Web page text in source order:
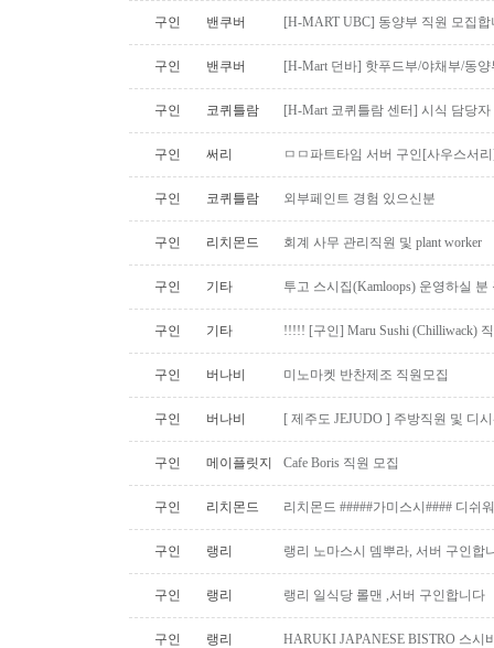
구인 밴쿠버 [H-MART UBC] 동양부 직원 모집합
구인 밴쿠버 [H-Mart 던바] 핫푸드부/야채부/동
구인 코퀴틀람 [H-Mart 코퀴틀람 센터] 시식 담당
구인 써리 ㅁㅁ파트타임 서버 구인[사우스서
구인 코퀴틀람 외부페인트 경험 있으신분
구인 리치몬드 회계 사무 관리직원 및 plant worker
구인 기타 투고 스시집(Kamloops) 운영하실
구인 기타 !!!!! [구인] Maru Sushi (Chilliwack)
구인 버나비 미노마켓 반찬제조 직원모집
구인 버나비 [ 제주도 JEJUDO ] 주방직원 및 디
구인 메이플릿지 Cafe Boris 직원 모집
구인 리치몬드 리치몬드 #####가미스시#### 디쉬
구인 랭리 랭리 노마스시 뎀뿌라, 서버 구인합
구인 랭리 랭리 일식당 롤맨 ,서버 구인합니다
구인 랭리 HARUKI JAPANESE BISTRO 스시